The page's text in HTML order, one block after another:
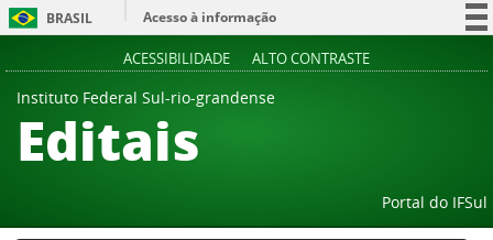
BRASIL
Acesso à informação
ACESSIBILIDADE ALTO CONTRASTE
Instituto Federal Sul-rio-grandense
Editais
Portal do IFSul